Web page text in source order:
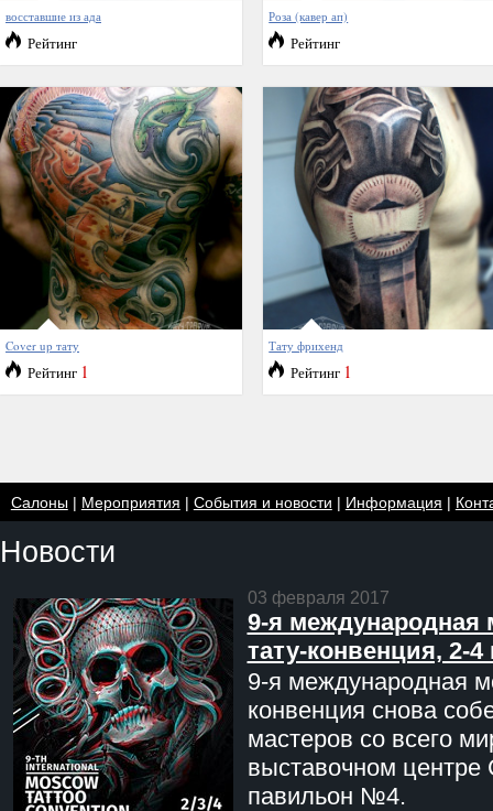
восставшие из ада
Рейтинг
Роза (кавер ап)
Рейтинг
Cover up тату
Рейтинг 1
Тату фрихенд
Рейтинг 1
Салоны| Мероприятия | События и новости | Информация |
Новости
03 февраля 2017
9-я международная
тату-конвенция, 2-
9-я международная
конвенция снова
мастеров со всего
выставочном центре
павильон №4.